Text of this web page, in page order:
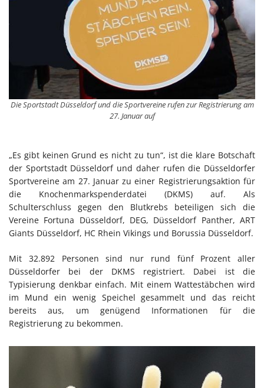
Die Sportstadt Düsseldorf und die Sportvereine rufen zur Registrierung am
27. Januar auf
„Es gibt keinen Grund es nicht zu tun“, ist die klare Botschaft
der Sportstadt Düsseldorf und daher rufen die Düsseldorfer
Sportvereine am 27. Januar zu einer Registrierungsaktion für
die Knochenmarkspenderdatei (DKMS) auf. Als
Schulterschluss gegen den Blutkrebs beteiligen sich die
Vereine Fortuna Düsseldorf, DEG, Düsseldorf Panther, ART
Giants Düsseldorf, HC Rhein Vikings und Borussia Düsseldorf.
Mit 32.892 Personen sind nur rund fünf Prozent aller
Düsseldorfer bei der DKMS registriert. Dabei ist die
Typisierung denkbar einfach. Mit einem Wattestäbchen wird
im Mund ein wenig Speichel gesammelt und das reicht
bereits aus, um genügend Informationen für die
Registrierung zu bekommen.